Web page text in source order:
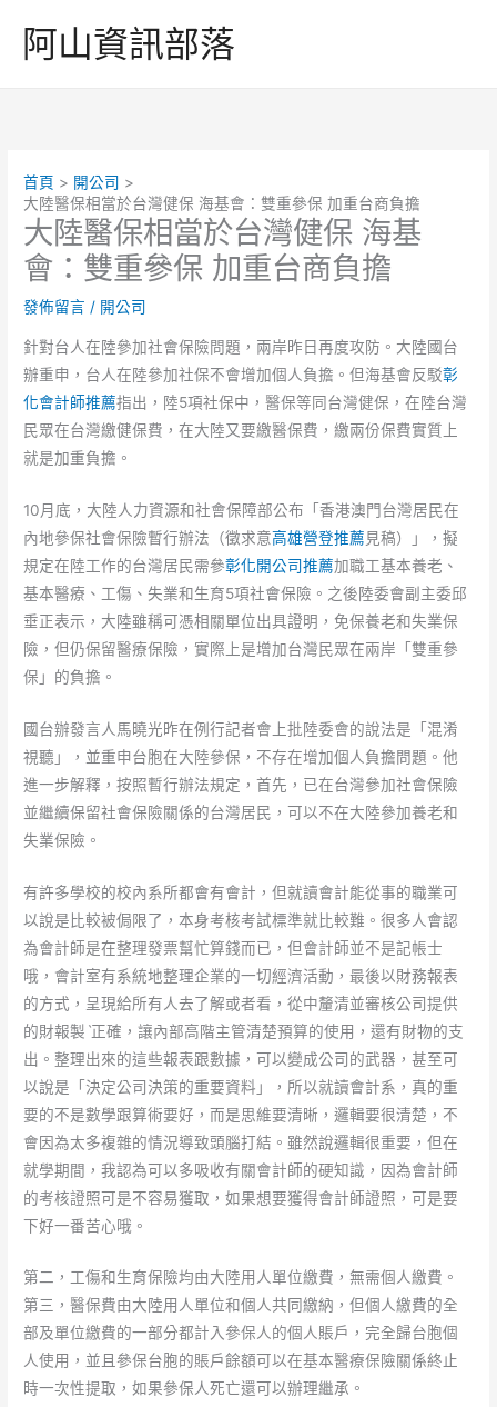
阿山資訊部落
首頁
開公司
大陸醫保相當於台灣健保 海基會：雙重參保 加重台商負擔
大陸醫保相當於台灣健保 海基
會：雙重參保 加重台商負擔
發佈留言 / 開公司
針對台人在陸參加社會保險問題，兩岸昨日再度攻防。大陸國台
辦重申，台人在陸參加社保不會增加個人負擔。但海基會反駁彰
化會計師推薦指出，陸5項社保中，醫保等同台灣健保，在陸台灣
民眾在台灣繳健保費，在大陸又要繳醫保費，繳兩份保費實質上
就是加重負擔。
10月底，大陸人力資源和社會保障部公布「香港澳門台灣居民在
內地參保社會保險暫行辦法（徵求意高雄營登推薦見稿）」，擬
規定在陸工作的台灣居民需參彰化開公司推薦加職工基本養老、
基本醫療、工傷、失業和生育5項社會保險。之後陸委會副主委邱
垂正表示，大陸雖稱可憑相關單位出具證明，免保養老和失業保
險，但仍保留醫療保險，實際上是增加台灣民眾在兩岸「雙重參
保」的負擔。
國台辦發言人馬曉光昨在例行記者會上批陸委會的說法是「混淆
視聽」，並重申台胞在大陸參保，不存在增加個人負擔問題。他
進一步解釋，按照暫行辦法規定，首先，已在台灣參加社會保險
並繼續保留社會保險關係的台灣居民，可以不在大陸參加養老和
失業保險。
有許多學校的校內系所都會有會計，但就讀會計能從事的職業可
以說是比較被侷限了，本身考核考試標準就比較難。很多人會認
為會計師是在整理發票幫忙算錢而已，但會計師並不是記帳士
哦，會計室有系統地整理企業的一切經濟活動，最後以財務報表
的方式，呈現給所有人去了解或者看，從中釐清並審核公司提供
的財報製ˋ正確，讓內部高階主管清楚預算的使用，還有財物的支
出。整理出來的這些報表跟數據，可以變成公司的武器，甚至可
以說是「決定公司決策的重要資料」，所以就讀會計系，真的重
要的不是數學跟算術要好，而是思維要清晰，邏輯要很清楚，不
會因為太多複雜的情況導致頭腦打結。雖然說邏輯很重要，但在
就學期間，我認為可以多吸收有關會計師的硬知識，因為會計師
的考核證照可是不容易獲取，如果想要獲得會計師證照，可是要
下好一番苦心哦。
第二，工傷和生育保險均由大陸用人單位繳費，無需個人繳費。
第三，醫保費由大陸用人單位和個人共同繳納，但個人繳費的全
部及單位繳費的一部分都計入參保人的個人賬戶，完全歸台胞個
人使用，並且參保台胞的賬戶餘額可以在基本醫療保險關係終止
時一次性提取，如果參保人死亡還可以辦理繼承。